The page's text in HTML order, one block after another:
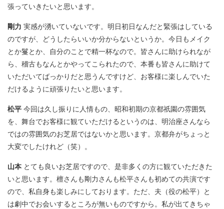
張っていきたいと思います。
剛力 実感が湧いていないです。明日初日なんだと緊張はしている
のですが、どうしたらいいか分からないというか。今日もメイク
とか鬘とか、自分のことで精一杯なので。皆さんに助けられなが
ら、稽古もなんとかやってこられたので、本番も皆さんに助けて
いただいてばっかりだと思うんですけど、お客様に楽しんでいた
だけるように頑張りたいと思います。
松平 今回は久し振りに人情もの、昭和初期の京都祇園の雰囲気
を、舞台でお客様に観ていただけるというのは、明治座さんなら
ではの雰囲気のお芝居ではないかと思います。京都弁がちょっと
大変でしたけれど（笑）。
山本 とても良いお芝居ですので、是非多くの方に観ていただきた
いと思います。檀さんも剛力さんも松平さんも初めての共演です
ので、私自身も楽しみにしております。ただ、夫（役の松平）と
は劇中でお会いするところが無いものですから。私が出てきちゃ